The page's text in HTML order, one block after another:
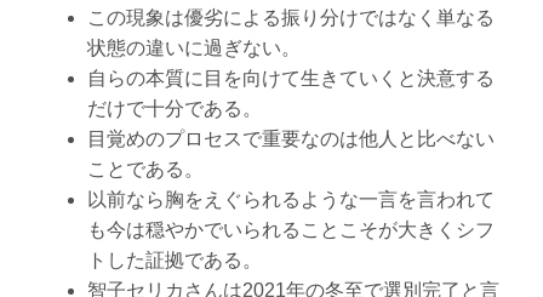
この現象は優劣による振り分けではなく単なる
状態の違いに過ぎない。
自らの本質に目を向けて生きていくと決意する
だけで十分である。
目覚めのプロセスで重要なのは他人と比べない
ことである。
以前なら胸をえぐられるような一言を言われて
も今は穏やかでいられることこそが大きくシフ
トした証拠である。
智子セリカさんは2021年の冬至で選別完了と言